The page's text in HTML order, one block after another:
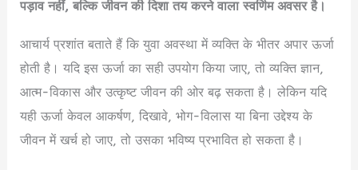
पड़ाव नहीं, बल्कि जीवन की दिशा तय करने वाला स्वर्णिम अवसर है।
आचार्य प्रशांत बताते हैं कि युवा अवस्था में व्यक्ति के भीतर अपार ऊर्जा
होती है। यदि इस ऊर्जा का सही उपयोग किया जाए, तो व्यक्ति ज्ञान,
आत्म-विकास और उत्कृष्ट जीवन की ओर बढ़ सकता है। लेकिन यदि
यही ऊर्जा केवल आकर्षण, दिखावे, भोग-विलास या बिना उद्देश्य के
जीवन में खर्च हो जाए, तो उसका भविष्य प्रभावित हो सकता है।